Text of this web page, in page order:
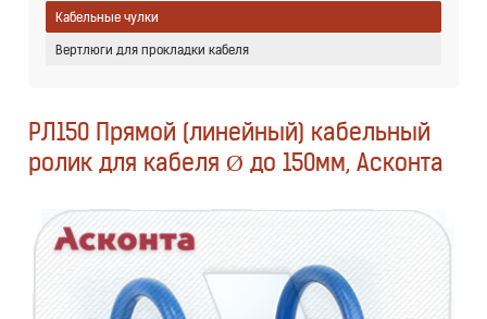
Кабельные чулки
Вертлюги для прокладки кабеля
РЛ150 Прямой (линейный) кабельный
ролик для кабеля Ø до 150мм, Асконта